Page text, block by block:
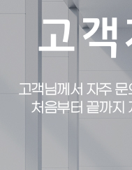
고객
고객님께서 자주
처음부터 끝까지